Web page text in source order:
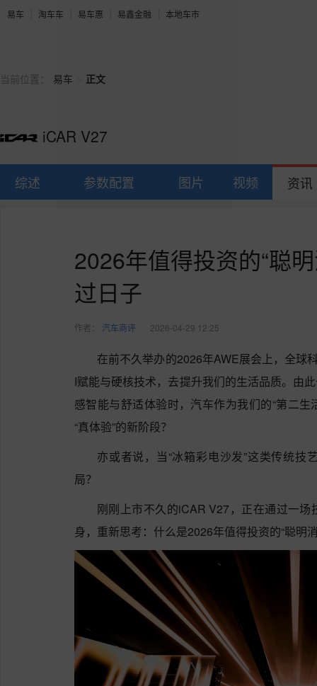
易车 淘车车 易车惠 易鑫金融 本地车市
当前位置： 易车 正文
iCAR V27
综述 参数配置 图片 视频 资讯
2026年值得投资的“聪
过日子
作者： 汽车商评 2026-04-29 12:25
在前不久举办的2026年AWE展会上，全球
I赋能与硬核技术，去提升我们的生活品质。由
感智能与舒适体验时，汽车作为我们的“第二生
“真体验”的新阶段？
亦或者说，当“冰箱彩电沙发”这类传统
局？
刚刚上市不久的iCAR V27，正在通过一
身，重新思考：什么是2026年值得投资的“聪明